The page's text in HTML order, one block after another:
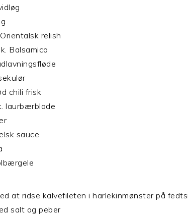
relish
Balsamico
chili frisk
laurbærblade
sauce
at ridse kalvefileten i harlekinmønster på
salt og peber